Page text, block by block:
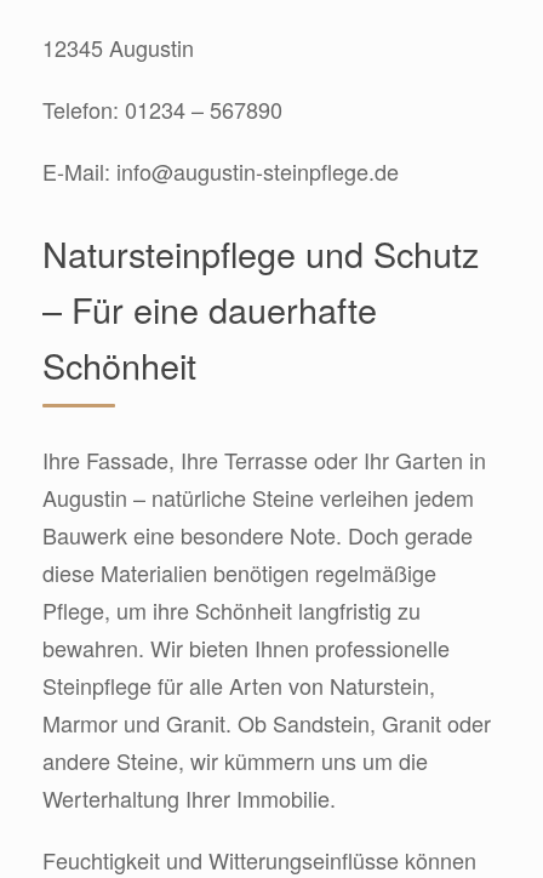
12345 Augustin
Telefon: 01234 – 567890
E-Mail: info@augustin-steinpflege.de
Natursteinpflege und Schutz
– Für eine dauerhafte
Schönheit
Ihre Fassade, Ihre Terrasse oder Ihr Garten in
Augustin – natürliche Steine verleihen jedem
Bauwerk eine besondere Note. Doch gerade
diese Materialien benötigen regelmäßige
Pflege, um ihre Schönheit langfristig zu
bewahren. Wir bieten Ihnen professionelle
Steinpflege für alle Arten von Naturstein,
Marmor und Granit. Ob Sandstein, Granit oder
andere Steine, wir kümmern uns um die
Werterhaltung Ihrer Immobilie.
Feuchtigkeit und Witterungseinflüsse können